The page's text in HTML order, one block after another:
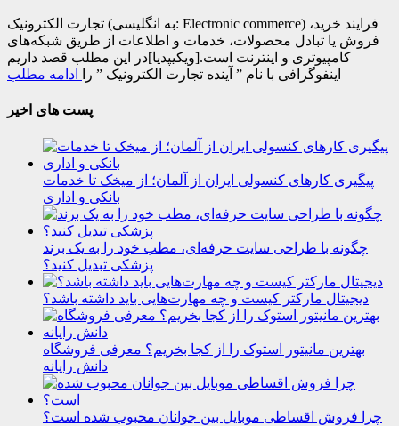
تجارت الکترونیک (به انگلیسی: Electronic commerce) فرایند خرید،
فروش یا تبادل محصولات، خدمات و اطلاعات از طریق شبکه‌های
کامپیوتری و اینترنت است.[ویکیپدیا]در این مطلب قصد داریم
اینفوگرافی با نام ” آینده تجارت الکترونیک ” را
ادامه مطلب
پست های اخیر
پیگیری کارهای کنسولی ایران از آلمان؛ از میخک تا خدمات
بانکی و اداری
چگونه با طراحی سایت حرفه‌ای، مطب خود را به یک برند
پزشکی تبدیل کنید؟
دیجیتال مارکتر کیست و چه مهارت‌هایی باید داشته باشد؟
بهترین مانیتور استوک را از کجا بخریم؟ معرفی فروشگاه
دانش رایانه
چرا فروش اقساطی موبایل بین جوانان محبوب شده است؟